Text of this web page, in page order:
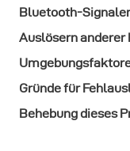
Bluetooth-
Auslösern anderer
Gründe für
Behebung dieses